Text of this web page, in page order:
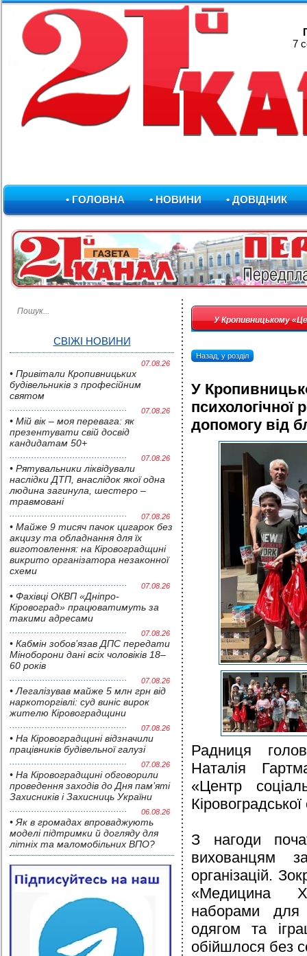
7
• ГОЛОВНА • НОВИНИ • ДОВІДНИК
СВІЖІ НОВИНИ
07.08.26
• Привітали Кропивницьких
будівельників з професійним
святом
07.08.26
• Мій вік – моя перевага: як
презентувати свій досвід
кандидатам 50+
07.08.26
• Pятувальники ліквідували
наслідки ДТП, внаслідок якої одна
людина загинула, шестеро –
травмовані
07.08.26
• Майже 9 тисяч пачок цигарок без
акцизу та обладнання для їх
виготовлення: на Кіровоградщині
викрито організатора незаконної
схеми
07.08.26
• Фахівці ОКВП «Дніпро-
Кіровоград» працюватимуть за
такими адресами
07.08.26
• Кабмін зобов’язав ДПС передати
Міноборони дані всіх чоловіків 18–
60 років
07.08.26
• Легалізував майже 5 млн грн від
наркоторгівлі: суд виніс вирок
жителю Кіровоградщини
07.08.26
• На Кіровоградщині відзначили
працівників будівельної галузі
07.08.26
• На Кіровоградщині обговорили
проведення заходів до Дня пам’яті
Захисників і Захисниць України
06.08.26
• Як в громадах впроваджують
моделі підтримки й догляду для
літніх та маломобільних ВПО?
У Кропивницькому
Назад, у розділ
У
психологічної
допомогу від
Радниця
Наталія
«Центр
З нагоди
вихованцям
організацій.
«Медицина
наборами
одягом та
обійшлося без